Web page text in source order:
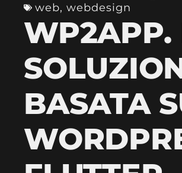
web,webdesign
WP2APP.
BASATA